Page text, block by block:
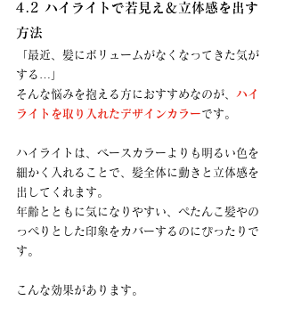
4.2 ハイライトで若見え＆立体感を出す
方法
「最近、髪にボリュームがなくなってきた気が
する…」
そんな悩みを抱える方におすすめなのが、 ハイ
ライトを取り入れたデザインカラーです。
ハイライトは、ベースカラーよりも明るい色を
細かく入れることで、髪全体に動きと立体感を
出してくれます。
年齢とともに気になりやすい、ぺたんこ髪やの
っぺりとした印象をカバーするのにぴったりで
す。
こんな効果があります。